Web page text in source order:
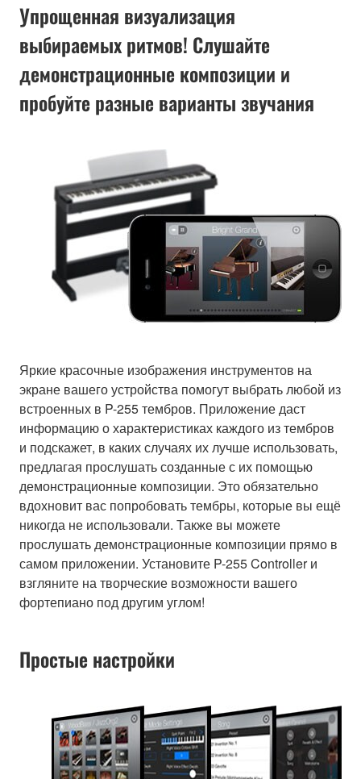
Упрощенная визуализация
выбираемых ритмов! Слушайте
демонстрационные композиции и
пробуйте разные варианты звучания
Яркие красочные изображения инструментов на
экране вашего устройства помогут выбрать любой из
встроенных в P-255 тембров. Приложение даст
информацию о характеристиках каждого из тембров
и подскажет, в каких случаях их лучше использовать,
предлагая прослушать созданные с их помощью
демонстрационные композиции. Это обязательно
вдохновит вас попробовать тембры, которые вы ещё
никогда не использовали. Также вы можете
прослушать демонстрационные композиции прямо в
самом приложении. Установите P-255 Controller и
взгляните на творческие возможности вашего
фортепиано под другим углом!
Простые настройки